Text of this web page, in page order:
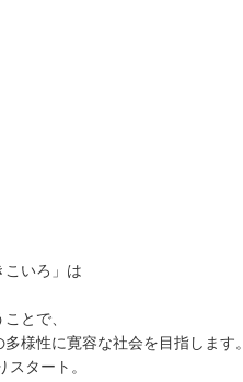
こいろ」は
とで、
様性に寛容な社会を目指します。
タート。